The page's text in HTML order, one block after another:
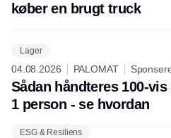
køber en brugt truck
Lager
04.08.2026 PALOMAT
Sådan håndteres 100-
1 person - se hvordan
ESG & Resiliens